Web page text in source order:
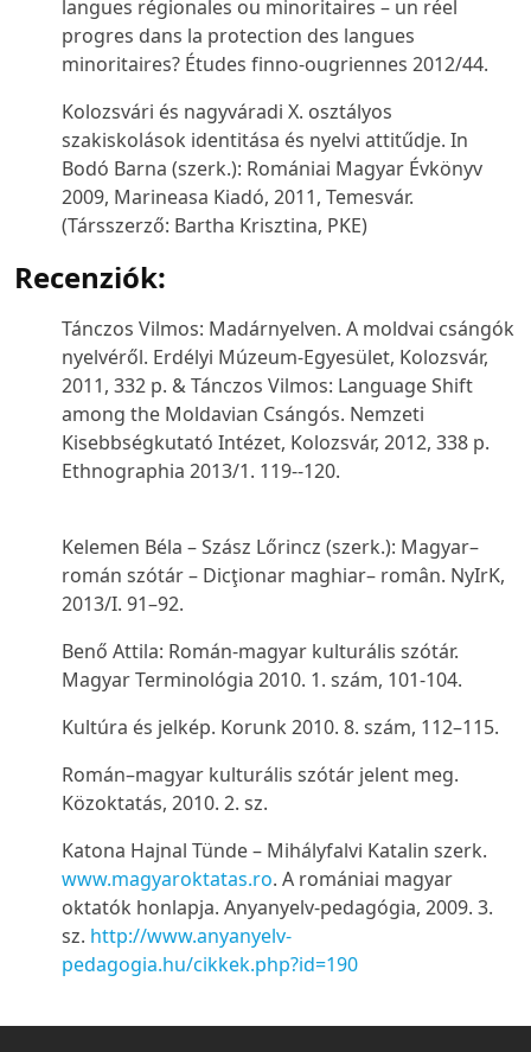
langues régionales ou minoritaires – un réel
progres dans la protection des langues
minoritaires? Études finno-ougriennes 2012/44.
Kolozsvári és nagyváradi X. osztályos
szakiskolások identitása és nyelvi attitűdje. In
Bodó Barna (szerk.): Romániai Magyar Évkönyv
2009, Marineasa Kiadó, 2011, Temesvár.
(Társszerző: Bartha Krisztina, PKE)
Recenziók:
Tánczos Vilmos: Madárnyelven. A moldvai csángók
nyelvéről. Erdélyi Múzeum-Egyesület, Kolozsvár,
2011, 332 p. & Tánczos Vilmos: Language Shift
among the Moldavian Csángós. Nemzeti
Kisebbségkutató Intézet, Kolozsvár, 2012, 338 p.
Ethnographia 2013/1. 119--120.
Kelemen Béla – Szász Lőrincz (szerk.): Magyar–
román szótár – Dicţionar maghiar– român. NyIrK,
2013/I. 91–92.
Benő Attila: Román-magyar kulturális szótár.
Magyar Terminológia 2010. 1. szám, 101-104.
Kultúra és jelkép. Korunk 2010. 8. szám, 112–115.
Román–magyar kulturális szótár jelent meg.
Közoktatás, 2010. 2. sz.
Katona Hajnal Tünde – Mihályfalvi Katalin szerk.
www.magyaroktatas.ro. A romániai magyar
oktatók honlapja. Anyanyelv-pedagógia, 2009. 3.
sz. http://www.anyanyelv-
pedagogia.hu/cikkek.php?id=190